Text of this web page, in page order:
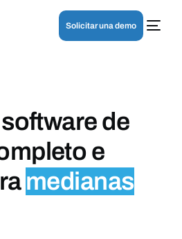
Solicitar una demo
de
e
medianas